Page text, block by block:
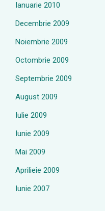
Ianuarie 2010
Decembrie 2009
Noiembrie 2009
Octombrie 2009
Septembrie 2009
August 2009
Iulie 2009
Iunie 2009
Mai 2009
Aprilieie 2009
Iunie 2007